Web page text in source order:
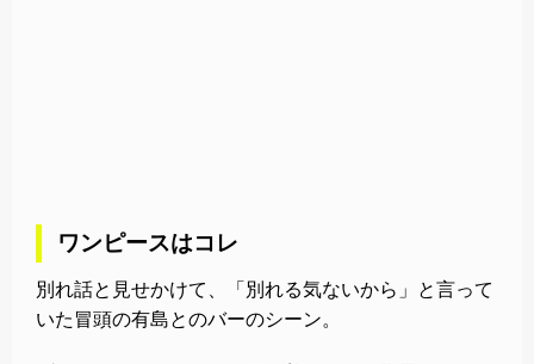
ワンピースはコレ
別れ話と見せかけて、「別れる気ないから」と言って
いた冒頭の有島とのバーのシーン。